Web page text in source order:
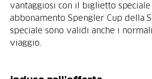
vantaggiosi con il biglietto
abbonamento Spengler Cup della
speciale sono validi anche i
viaggio.